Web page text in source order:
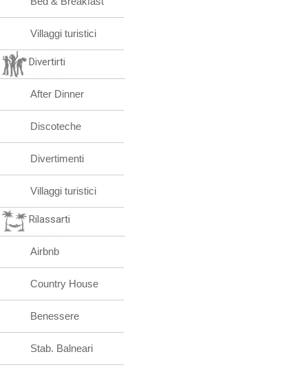
Villaggi turistici
Divertirti
After Dinner
Discoteche
Divertimenti
Villaggi turistici
Rilassarti
Airbnb
Country House
Benessere
Stab. Balneari